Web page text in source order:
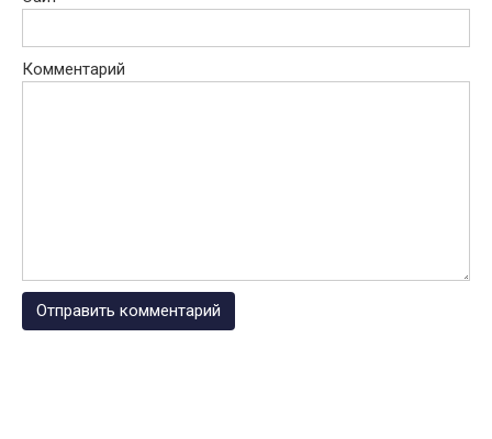
Комментарий